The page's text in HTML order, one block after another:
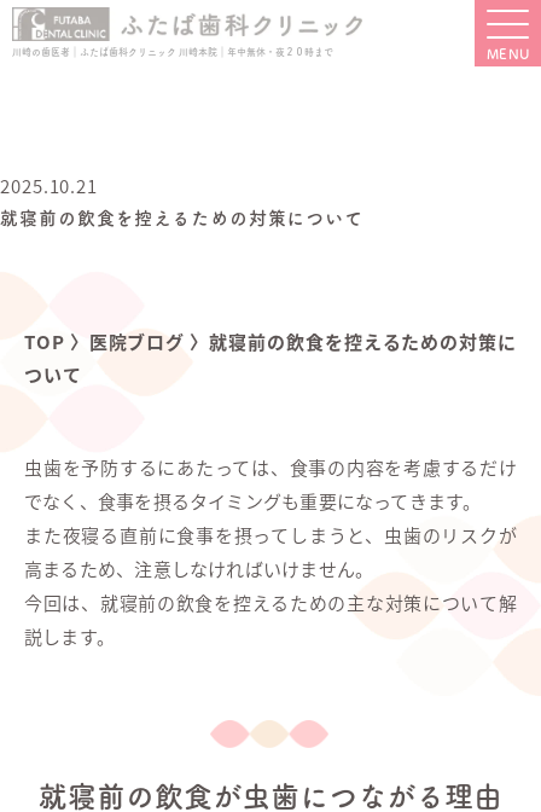
川崎の歯医者｜ふたば歯科クリニック 川崎本院｜年中無休・夜２０時まで
2025.10.21
就寝前の飲食を控えるための対策について
TOP 〉 医院ブログ 〉就寝前の飲食を控えるための対策に
ついて
虫歯を予防するにあたっては、食事の内容を考慮するだけ
でなく、食事を摂るタイミングも重要になってきます。
また夜寝る直前に食事を摂ってしまうと、虫歯のリスクが
高まるため、注意しなければいけません。
今回は、就寝前の飲食を控えるための主な対策について解
説します。
就寝前の飲食が虫歯につながる理由